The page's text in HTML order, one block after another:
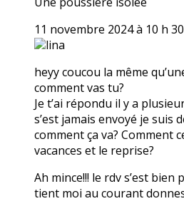
11 novembre 2024 à 10 h
lina
heyy coucou la même
comment vas tu?
Je t’ai répondu il y a
s’est jamais envoyé je suis
comment ça va? Comment
vacances et le reprise?
Ah mince!!! le rdv s’est bien
tient moi au courant